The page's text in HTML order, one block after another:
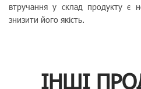
втручання у склад продукту є
знизити його якість.
ІНШІ